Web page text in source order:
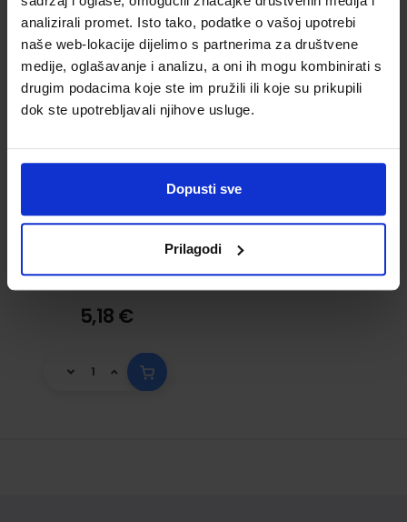
analizirali promet. Isto tako, podatke o vašoj upotrebi
naše web-lokacije dijelimo s partnerima za društvene
medije, oglašavanje i analizu, a oni ih mogu kombinirati s
drugim podacima koje ste im pružili ili koje su prikupili
dok ste upotrebljavali njihove usluge.
Dopusti sve
Prilagodi
Oxford Read And
Imagine 3: The
New Sound
Šifra proizvoda
532195
5,18 €